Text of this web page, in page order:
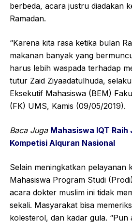
berbeda, acara justru diadakan
Ramadan.
“Karena kita rasa ketika bulan
makanan banyak yang
harus lebih waspada terhadap
tutur Zaid Ziyaadatulhuda,
Eksekutif Mahasiswa (BEM)
(FK) UMS, Kamis (09/05/2019).
Baca Juga Mahasiswa IQT Raih
Kompetisi Alquran Nasional
Selain meningkatkan pelayanan
Mahasiswa Program Studi
acara dokter muslim ini tidak
sekali. Masyarakat bisa
kolesterol, dan kadar gula. “Pun